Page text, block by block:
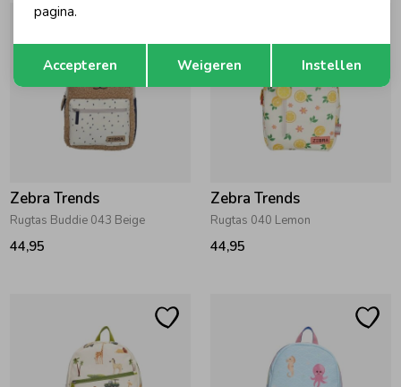
Zebra Trends
Rugtas Buddie 043 Beige
44,95
Zebra Trends
Rugtas 040 Lemon
44,95
Terug Opslaan
pagina.
Accepteren Weigeren Instellen